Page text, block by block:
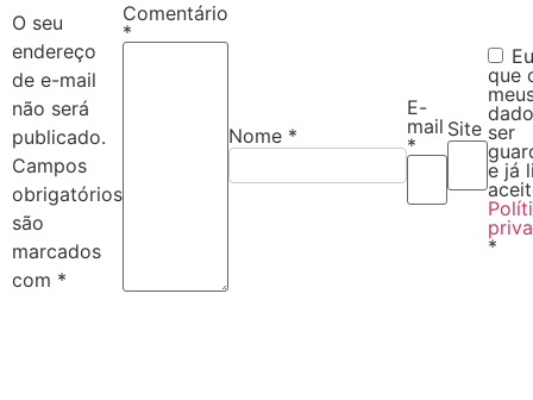
O seu
endereço
de e-mail
não será
publicado.
Campos
obrigatórios
são
marcados
com *
Comentário
*
Nome *
E-
mail
*
Site
que
ser
e já
*